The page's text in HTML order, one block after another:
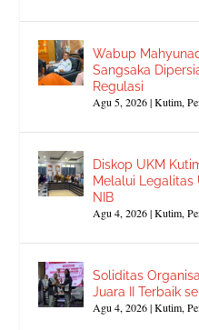
Wabup
Sangsaka
Regulasi
Agu 5, 2026|Kutim,
Diskop UKM
Melalui Legalitas
NIB
Agu 4, 2026|Kutim,
Soliditas
Juara II Terbaik
Agu 4, 2026|Kutim,